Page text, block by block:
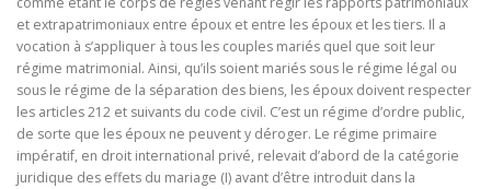
et extrapatrimoniaux entre époux et entre les époux et les tiers. Il a
vocation à s’appliquer à tous les couples mariés quel que soit leur
régime matrimonial. Ainsi, qu’ils soient mariés sous le régime légal ou
sous le régime de la séparation des biens, les époux doivent respecter
les articles 212 et suivants du code civil. C’est un régime d’ordre public,
de sorte que les époux ne peuvent y déroger. Le régime primaire
impératif, en droit international privé, relevait d’abord de la catégorie
juridique des effets du mariage (I) avant d’être introduit dans la